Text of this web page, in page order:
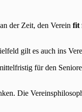
der Zeit, den Verein fit
gilt es auch ins
für den
Die